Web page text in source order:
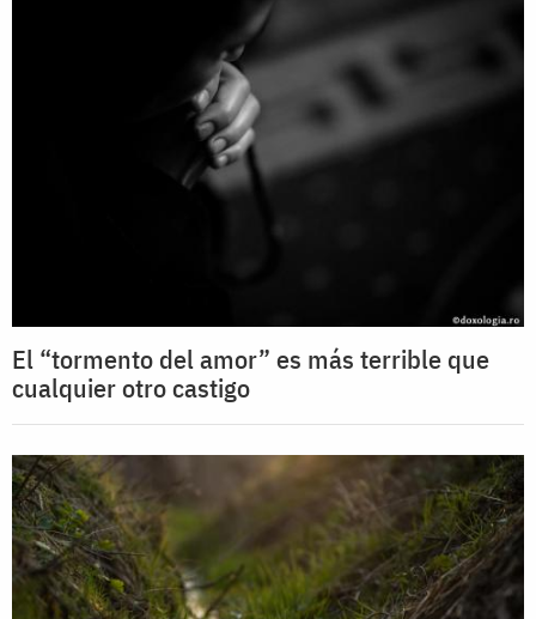
El “tormento del amor” es más terrible que
cualquier otro castigo